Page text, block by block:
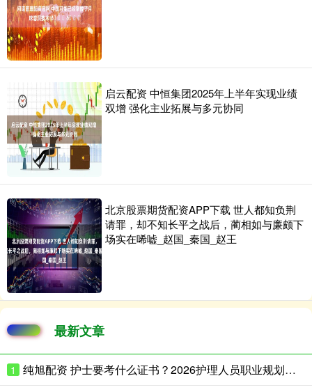
启云配资 中恒集团2025年上半年实现业绩
双增 强化主业拓展与多元协同
北京股票期货配资APP下载 世人都知负荆
请罪，却不知长平之战后，蔺相如与廉颇下
场实在唏嘘_赵国_秦国_赵王
最新文章
1 纯旭配资 护士要考什么证书？2026护理人员职业规划与高含金量考证指南